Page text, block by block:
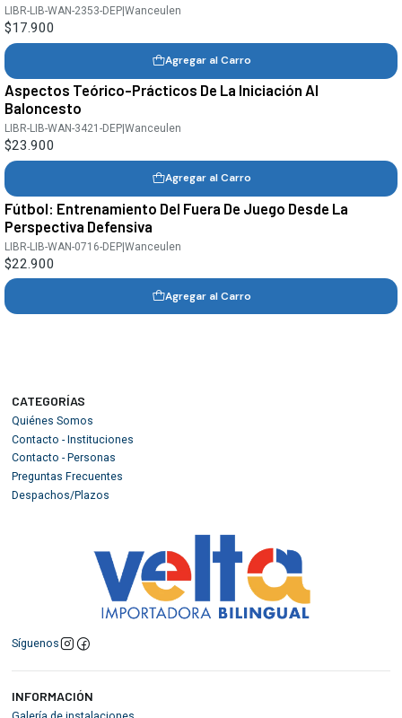
LIBR-LIB-WAN-2353-DEP|Wanceulen
$17.900
Agregar al Carro
Aspectos Teórico-Prácticos De La Iniciación Al
Baloncesto
LIBR-LIB-WAN-3421-DEP |Wanceulen
$23.900
Agregar al Carro
Fútbol: Entrenamiento Del Fuera De Juego Desde La
Perspectiva Defensiva
LIBR-LIB-WAN-0716-DEP|Wanceulen
$22.900
Agregar al Carro
CATEGORÍAS
Quiénes Somos
Contacto - Instituciones
Contacto - Personas
Preguntas Frecuentes
Despachos/Plazos
Síguenos
INFORMACIÓN